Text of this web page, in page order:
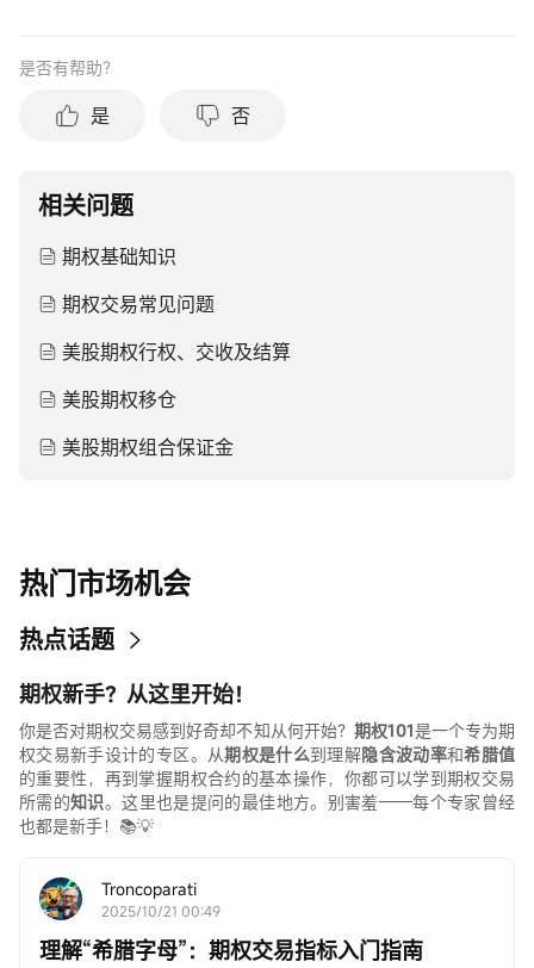
是否有帮助？
是 否
相关问题
期权基础知识
期权交易常见问题
美股期权行权、交收及结算
美股期权移仓
美股期权组合保证金
热门市场机会
热点话题
期权新手？从这里开始！
你是否对期权交易感到好奇却不知从何开始？ 期权101是一个专为期
权交易新手设计的专区。从期权是什么到理解隐含波动率和希腊值
的重要性，再到掌握期权合约的基本操作，你都可以学到期权交易
所需的知识。这里也是提问的最佳地方。别害羞——每个专家曾经
也都是新手！📚💡
Troncoparati
2025/10/21 00:49
理解“希腊字母”：期权交易指标入门指南